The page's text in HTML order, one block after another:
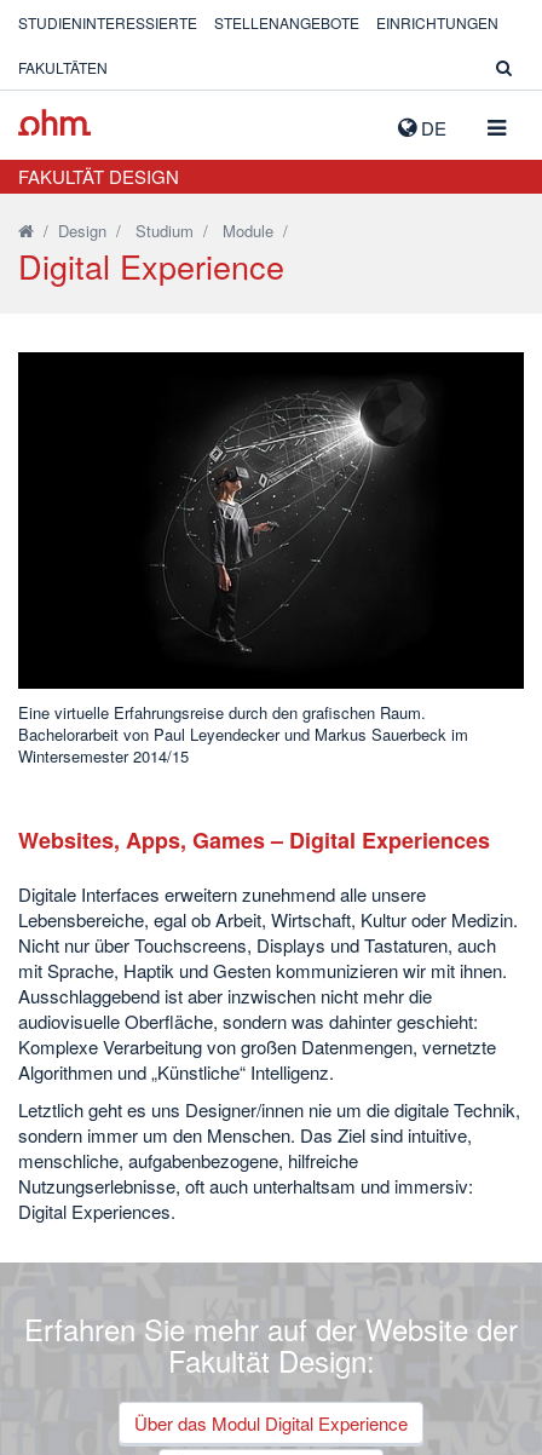
DE
STUDIENINTERESSIERTE STELLENANGEBOTE EINRICHTUNGEN
FAKULTÄTEN
FAKULTÄT DESIGN
/ Design / Studium / Module /
Digital Experience
Eine virtuelle Erfahrungsreise durch den grafischen Raum.
Bachelorarbeit von Paul Leyendecker und Markus Sauerbeck im
Wintersemester 2014/15
Websites, Apps, Games – Digital Experiences
Digitale Interfaces erweitern zunehmend alle unsere
Lebensbereiche, egal ob Arbeit, Wirtschaft, Kultur oder Medizin.
Nicht nur über Touchscreens, Displays und Tastaturen, auch
mit Sprache, Haptik und Gesten kommunizieren wir mit ihnen.
Ausschlaggebend ist aber inzwischen nicht mehr die
audiovisuelle Oberfläche, sondern was dahinter geschieht:
Komplexe Verarbeitung von großen Datenmengen, vernetzte
Algorithmen und „Künstliche“ Intelligenz.
Letztlich geht es uns Designer/innen nie um die digitale Technik,
sondern immer um den Menschen. Das Ziel sind intuitive,
menschliche, aufgabenbezogene, hilfreiche
Nutzungserlebnisse, oft auch unterhaltsam und immersiv:
Digital Experiences.
Erfahren Sie mehr auf der Website der
Fakultät Design:
Über das Modul Digital Experience